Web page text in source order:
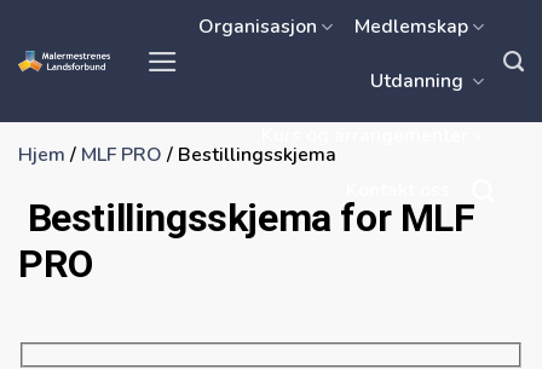
Organisasjon Medlemskap
Utdanning
Hjem / MLF PRO / Bestillingsskjema
Bestillingsskjema for MLF
PRO